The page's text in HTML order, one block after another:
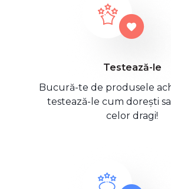
Testează-le
Bucură-te de produsele
testează-le cum dorești
celor dragi!